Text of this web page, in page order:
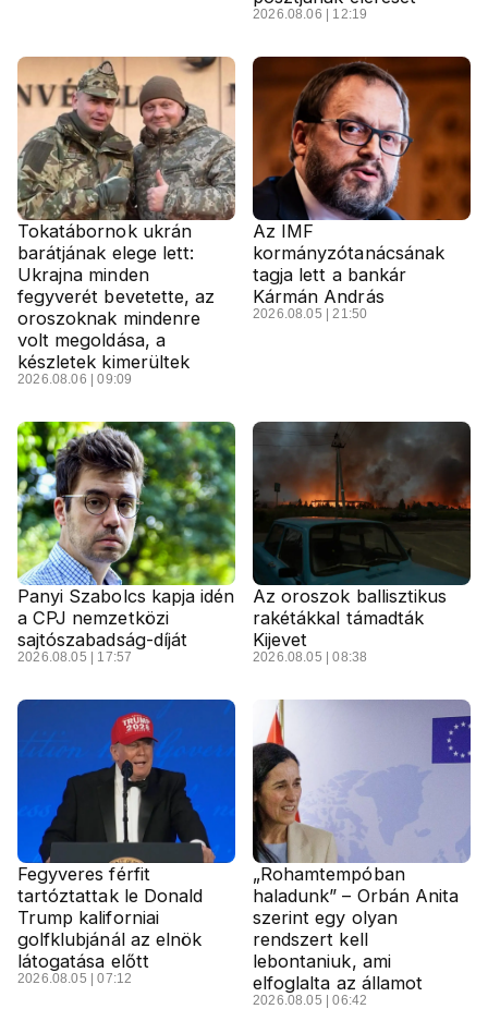
2026.08.06 | 12:19
Tokatábornok ukrán
barátjának elege lett:
Ukrajna minden
fegyverét bevetette, az
oroszoknak mindenre
volt megoldása, a
készletek kimerültek
2026.08.06 | 09:09
Az IMF
kormányzótanácsának
tagja lett a bankár
Kármán András
2026.08.05 | 21:50
Panyi Szabolcs kapja idén
a CPJ nemzetközi
sajtószabadság-díját
2026.08.05 | 17:57
Az oroszok ballisztikus
rakétákkal támadták
Kijevet
2026.08.05 | 08:38
Fegyveres férfit
tartóztattak le Donald
Trump kaliforniai
golfklubjánál az elnök
látogatása előtt
2026.08.05 | 07:12
„Rohamtempóban
haladunk” – Orbán Anita
szerint egy olyan
rendszert kell
lebontaniuk, ami
elfoglalta az államot
2026.08.05 | 06:42